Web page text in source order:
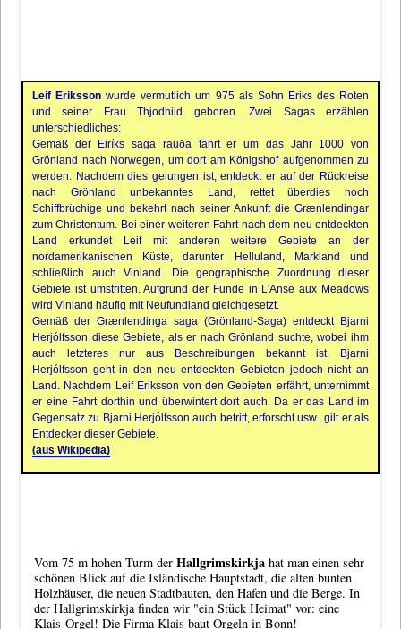
Leif Eriksson wurde vermutlich um 975 als Sohn Eriks des Roten
und seiner Frau Thjodhild geboren. Zwei Sagas erzählen
unterschiedliches:
Gemäß der Eiríks saga rauða fährt er um das Jahr 1000 von
Grönland nach Norwegen, um dort am Königshof aufgenommen zu
werden. Nachdem dies gelungen ist, entdeckt er auf der Rückreise
nach Grönland unbekanntes Land, rettet überdies noch
Schiffbrüchige und bekehrt nach seiner Ankunft die Grænlendingar
zum Christentum. Bei einer weiteren Fahrt nach dem neu entdeckten
Land erkundet Leif mit anderen weitere Gebiete an der
nordamerikanischen Küste, darunter Helluland, Markland und
schließlich auch Vinland. Die geographische Zuordnung dieser
Gebiete ist umstritten. Aufgrund der Funde in L'Anse aux Meadows
wird Vinland häufig mit Neufundland gleichgesetzt.
Gemäß der Grænlendinga saga (Grönland-Saga) entdeckt Bjarni
Herjólfsson diese Gebiete, als er nach Grönland suchte, wobei ihm
auch letzteres nur aus Beschreibungen bekannt ist. Bjarni
Herjólfsson geht in den neu entdeckten Gebieten jedoch nicht an
Land. Nachdem Leif Eriksson von den Gebieten erfährt, unternimmt
er eine Fahrt dorthin und überwintert dort auch. Da er das Land im
Gegensatz zu Bjarni Herjólfsson auch betritt, erforscht usw., gilt er als
Entdecker dieser Gebiete.
(aus Wikipedia)
Vom 75 m hohen Turm derHallgrimskirkja hat man einen sehr
schönen Blick auf die Isländische Hauptstadt, die alten bunten
Holzhäuser, die neuen Stadtbauten, den Hafen und die Berge. In
der Hallgrimskirkja finden wir "ein Stück Heimat" vor: eine
Klais-Orgel! DieFirma Klais baut Orgeln in Bonn!